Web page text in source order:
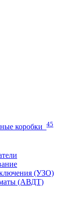
коробки
45
(УЗО)
(АВДТ)